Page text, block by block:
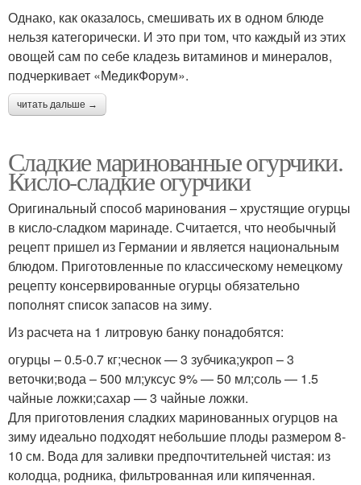
Однако, как оказалось, смешивать их в одном блюде
нельзя категорически. И это при том, что каждый из этих
овощей сам по себе кладезь витаминов и минералов,
подчеркивает «МедикФорум».
читать дальше →
Сладкие маринованные огурчики.
Кисло-сладкие огурчики
Оригинальный способ маринования – хрустящие огурцы
в кисло-сладком маринаде. Считается, что необычный
рецепт пришел из Германии и является национальным
блюдом. Приготовленные по классическому немецкому
рецепту консервированные огурцы обязательно
пополнят список запасов на зиму.
Из расчета на 1 литровую банку понадобятся:
огурцы – 0.5-0.7 кг;чеснок — 3 зубчика;укроп – 3
веточки;вода – 500 мл;уксус 9% — 50 мл;соль — 1.5
чайные ложки;сахар — 3 чайные ложки.
Для приготовления сладких маринованных огурцов на
зиму идеально подходят небольшие плоды размером 8-
10 см. Вода для заливки предпочтительней чистая: из
колодца, родника, фильтрованная или кипяченная.